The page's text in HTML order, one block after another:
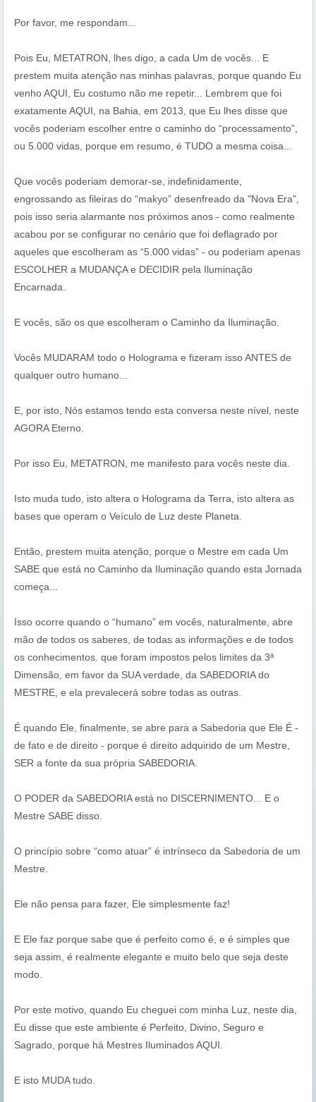
Por favor, me respondam...
Pois Eu, METATRON, lhes digo, a cada Um de vocês... E
prestem muita atenção nas minhas palavras, porque quando Eu
venho AQUI, Eu costumo não me repetir... Lembrem que foi
exatamente AQUI, na Bahia, em 2013, que Eu lhes disse que
vocês poderiam escolher entre o caminho do “processamento”,
ou 5.000 vidas, porque em resumo, é TUDO a mesma coisa...
Que vocês poderiam demorar-se, indefinidamente,
engrossando as fileiras do “makyo” desenfreado da "Nova Era",
pois isso seria alarmante nos próximos anos - como realmente
acabou por se configurar no cenário que foi deflagrado por
aqueles que escolheram as “5.000 vidas” - ou poderiam apenas
ESCOLHER a MUDANÇA e DECIDIR pela Iluminação
Encarnada.
E vocês, são os que escolheram o Caminho da Iluminação.
Vocês MUDARAM todo o Holograma e fizeram isso ANTES de
qualquer outro humano...
E, por isto, Nós estamos tendo esta conversa neste nível, neste
AGORA Eterno.
Por isso Eu, METATRON, me manifesto para vocês neste dia.
Isto muda tudo, isto altera o Holograma da Terra, isto altera as
bases que operam o Veículo de Luz deste Planeta.
Então, prestem muita atenção, porque o Mestre em cada Um
SABE que está no Caminho da Iluminação quando esta Jornada
começa...
Isso ocorre quando o “humano” em vocês, naturalmente, abre
mão de todos os saberes, de todas as informações e de todos
os conhecimentos. que foram impostos pelos limites da 3ª
Dimensão, em favor da SUA verdade, da SABEDORIA do
MESTRE, e ela prevalecerá sobre todas as outras.
É quando Ele, finalmente, se abre para a Sabedoria que Ele É -
de fato e de direito - porque é direito adquirido de um Mestre,
SER a fonte da sua própria SABEDORIA.
O PODER da SABEDORIA está no DISCERNIMENTO... E o
Mestre SABE disso.
O princípio sobre “como atuar” é intrínseco da Sabedoria de um
Mestre.
Ele não pensa para fazer, Ele simplesmente faz!
E Ele faz porque sabe que é perfeito como é, e é simples que
seja assim, é realmente elegante e muito belo que seja deste
modo.
Por este motivo, quando Eu cheguei com minha Luz, neste dia,
Eu disse que este ambiente é Perfeito, Divino, Seguro e
Sagrado, porque há Mestres Iluminados AQUI.
E isto MUDA tudo.